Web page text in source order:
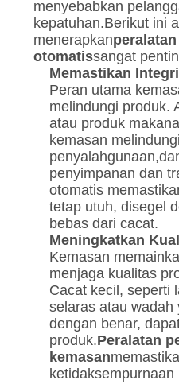
menyebabkan
kepatuhan.Berikut ini
menerapkan
otomatissangat
Memastikan
Peran utama
melindungi produk.
atau produk
kemasan
penyimpanan dan
otomatis
tetap utuh, disegel
bebas dari cacat.
Meningkatkan
Kemasan
menjaga kualitas
Cacat kecil, seperti
selaras atau wadah
dengan benar,
produk.Peralatan
kemasan